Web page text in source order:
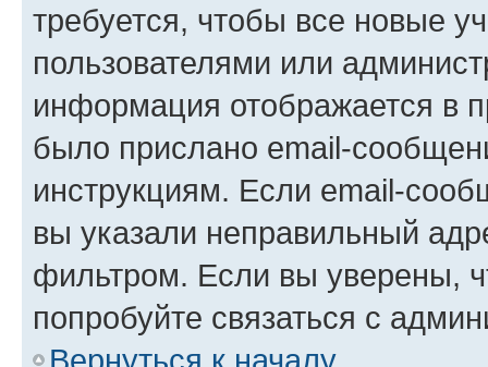
требуется, чтобы все новые
пользователями или
информация отображается в
было прислано email-
инструкциям. Если email-
вы указали неправильный
фильтром. Если вы уверены,
попробуйте связаться с
Вернуться к началу